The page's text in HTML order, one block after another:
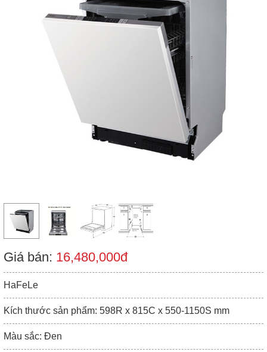
Giá bán: 16,480,000đ
HaFeLe
Kích thước sản phẩm: 598R x 815C x 550-1150S mm
Màu sắc: Đen